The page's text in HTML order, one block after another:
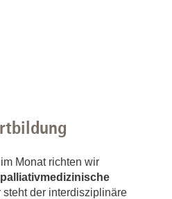
Monat richten wir
steht der interdisziplinäre